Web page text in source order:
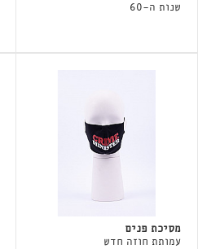
שנות ה-60
מסיכת פנים
עמותת חוזה חדש